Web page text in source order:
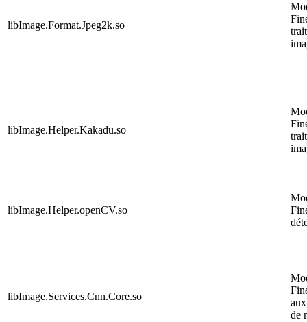
libImage.Format.Jpeg2k.so
libImage.Helper.Kakadu.so
libImage.Helper.openCV.so
libImage.Services.Cnn.Core.so
de